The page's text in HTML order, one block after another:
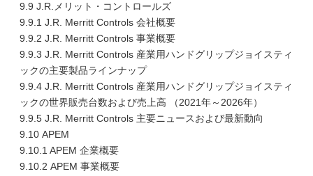
9.9 J.R.メリット・コントロールズ
9.9.1 J.R. Merritt Controls 会社概要
9.9.2 J.R. Merritt Controls 事業概要
9.9.3 J.R. Merritt Controls 産業用ハンドグリップジョイスティ
ックの主要製品ラインナップ
9.9.4 J.R. Merritt Controls 産業用ハンドグリップジョイスティ
ックの世界販売台数および売上高 （2021年～2026年）
9.9.5 J.R. Merritt Controls 主要ニュースおよび最新動向
9.10 APEM
9.10.1 APEM 企業概要
9.10.2 APEM 事業概要